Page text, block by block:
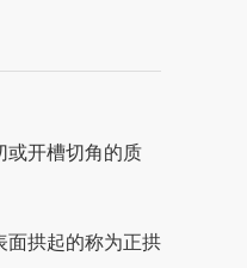
或开槽切角的质
拱起的称为正拱